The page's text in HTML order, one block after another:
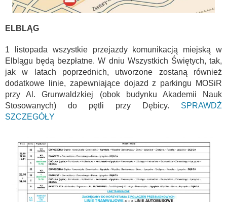
ELBLĄG
1 listopada wszystkie przejazdy komunikacją miejską w
Elblągu będą bezpłatne. W dniu Wszystkich Świętych, tak,
jak w latach poprzednich, utworzone zostaną również
dodatkowe linie, zapewniające dojazd z parkingu MOSiR
przy Al. Grunwaldzkiej (obok budynku Akademii Nauk
Stosowanych) do pętli przy Dębicy. SPRAWDŹ
SZCZEGÓŁY